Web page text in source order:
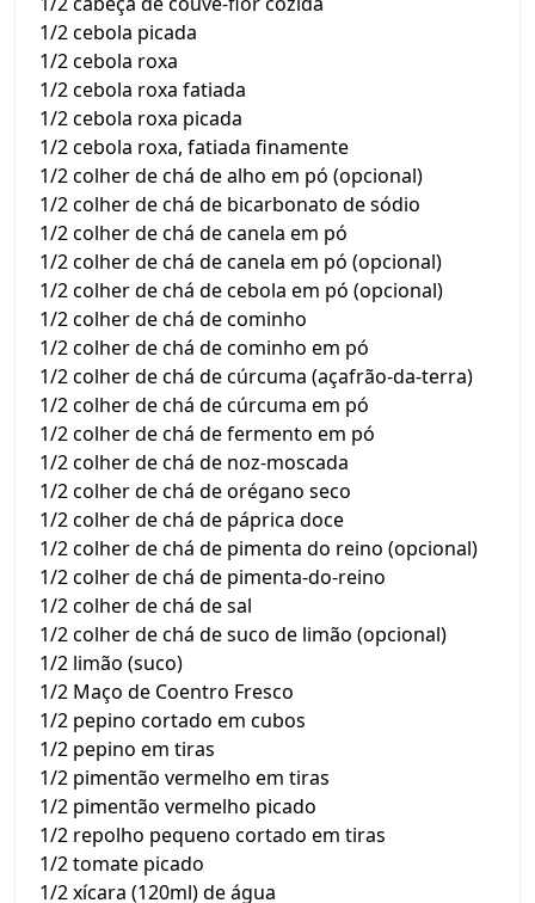
1/2 cebola picada
1/2 cebola roxa
1/2 cebola roxa fatiada
1/2 cebola roxa picada
1/2 cebola roxa, fatiada finamente
1/2 colher de chá de alho em pó (opcional)
1/2 colher de chá de bicarbonato de sódio
1/2 colher de chá de canela em pó
1/2 colher de chá de canela em pó (opcional)
1/2 colher de chá de cebola em pó (opcional)
1/2 colher de chá de cominho
1/2 colher de chá de cominho em pó
1/2 colher de chá de cúrcuma (açafrão-da-terra)
1/2 colher de chá de cúrcuma em pó
1/2 colher de chá de fermento em pó
1/2 colher de chá de noz-moscada
1/2 colher de chá de orégano seco
1/2 colher de chá de páprica doce
1/2 colher de chá de pimenta do reino (opcional)
1/2 colher de chá de pimenta-do-reino
1/2 colher de chá de sal
1/2 colher de chá de suco de limão (opcional)
1/2 limão (suco)
1/2 Maço de Coentro Fresco
1/2 pepino cortado em cubos
1/2 pepino em tiras
1/2 pimentão vermelho em tiras
1/2 pimentão vermelho picado
1/2 repolho pequeno cortado em tiras
1/2 tomate picado
1/2 xícara (120ml) de água